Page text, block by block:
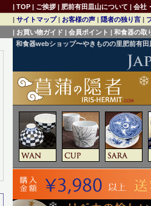
和食器webショップ〜やきものの里肥前有
| TOP | ご挨拶 | 肥前有田皿山について | 会社
| サイトマップ| お客様の声 | 隠者の独り言 |
| お買い物ガイド | 会員ポイント | 和食器の取